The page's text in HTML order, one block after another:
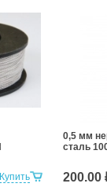
Купить
0,5 мм
сталь
200.00